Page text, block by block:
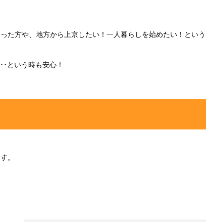
た方や、地方から上京したい！一人暮らしを始めたい！という
という時も安心！
。